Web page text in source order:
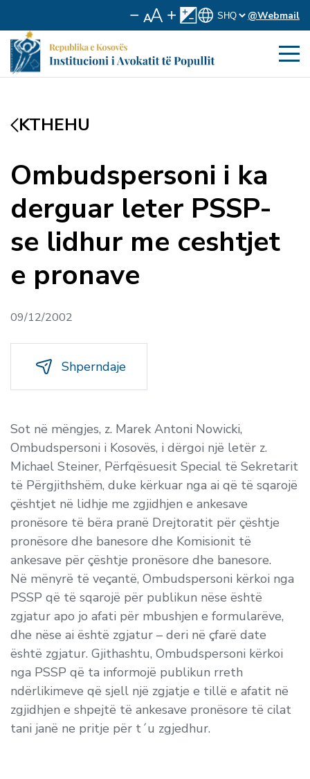
@Webmail
KTHEHU
Ombudspersoni i ka
derguar leter PSSP-
se lidhur me ceshtjet
e pronave
09/12/2002
Shperndaje
Sot në mëngjes, z. Marek Antoni Nowicki,
Ombudspersoni i Kosovës, i dërgoi një letër z.
Michael Steiner, Përfqësuesit Special të Sekretarit
të Përgjithshëm, duke kërkuar nga ai që të sqarojë
çështjet në lidhje me zgjidhjen e ankesave
pronësore të bëra pranë Drejtoratit për çështje
pronësore dhe banesore dhe Komisionit të
ankesave për çështje pronësore dhe banesore.
Në mënyrë të veçantë, Ombudspersoni kërkoi nga
PSSP që të sqarojë për publikun nëse është
zgjatur apo jo afati për mbushjen e formularëve,
dhe nëse ai është zgjatur – deri në çfarë date
është zgjatur. Gjithashtu, Ombudspersoni kërkoi
nga PSSP që ta informojë publikun rreth
ndërlikimeve që sjell një zgjatje e tillë e afatit në
zgjidhjen e shpejtë të ankesave pronësore të cilat
tani janë ne pritje për t´u zgjedhur.